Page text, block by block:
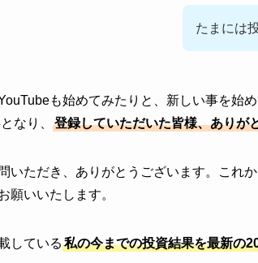
たまには
も始めてみたりと、新しい事を始
なり、
登録していただいた皆様、ありが
いただき、ありがとうございます。これ
願いいたします。
している 私の今までの投資結果を最新の